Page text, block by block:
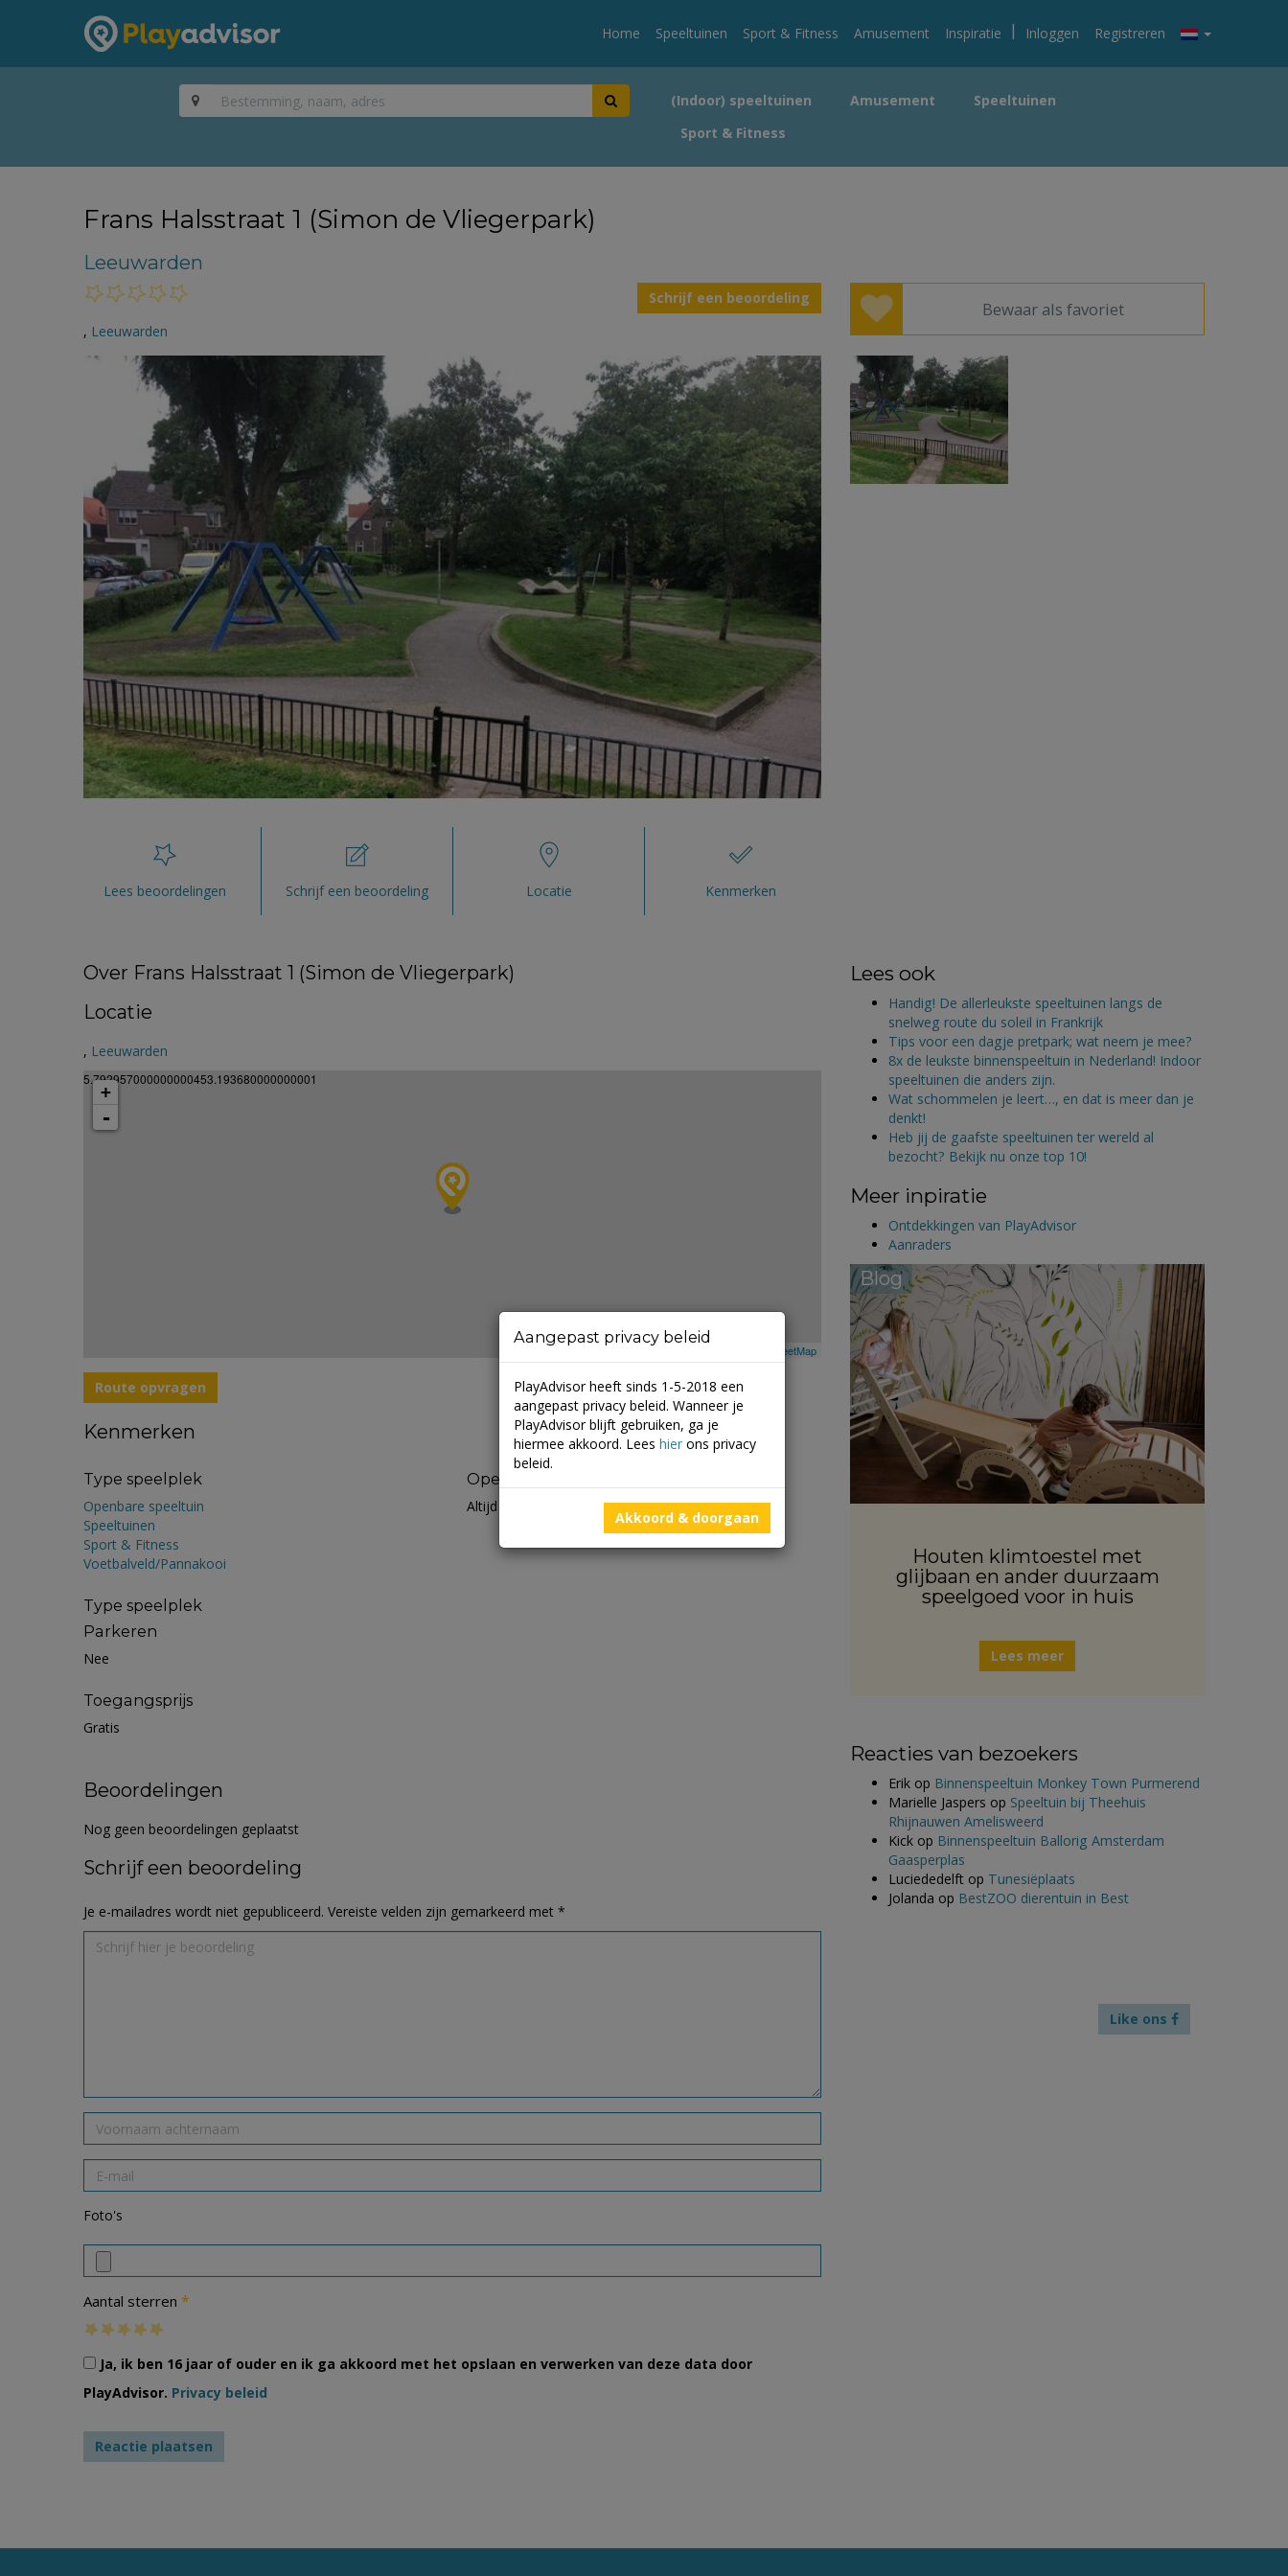
Home Speeltuinen Sport & Fitness Amusement Inspiratie | Inloggen Registreren
(Indoor) speeltuinen Amusement
Speeltuinen
Sport & Fitness
Frans Halsstraat 1 (Simon de Vliegerpark)
Leeuwarden
Schrijf een beoordeling
, Leeuwarden
Bewaar als favoriet
Lees beoordelingen Schrijf een beoordeling Locatie Kenmerken
Over Frans Halsstraat 1 (Simon de Vliegerpark)
Locatie
, Leeuwarden
5.792957000000000453.193680000000001
+
-
Leaflet OpenStreetMap
Route opvragen
Kenmerken
Type speelplek
Openbare speeltuin
Speeltuinen
Sport & Fitness
Voetbalveld/Pannakooi
Type speelplek
Parkeren
Nee
Toegangsprijs
Gratis
Openingstijden
Altijd open
Beoordelingen
Nog geen beoordelingen geplaatst
Schrijf een beoordeling
Je e-mailadres wordt niet gepubliceerd. Vereiste velden zijn gemarkeerd met *
Foto's
Aantal sterren *
Ja, ik ben 16 jaar of ouder en ik ga akkoord met het opslaan en verwerken van deze data door
PlayAdvisor. Privacy beleid
Lees ook
Handig! De allerleukste speeltuinen langs de
snelweg route du soleil in Frankrijk
Tips voor een dagje pretpark; wat neem je mee?
8x de leukste binnenspeeltuin in Nederland! Indoor
speeltuinen die anders zijn.
Wat schommelen je leert…, en dat is meer dan je
denkt!
Heb jij de gaafste speeltuinen ter wereld al
bezocht? Bekijk nu onze top 10!
Meer inpiratie
Ontdekkingen van PlayAdvisor
Aanraders
Blog
Houten klimtoestel met
glijbaan en ander duurzaam
speelgoed voor in huis
Lees meer
Reacties van bezoekers
Erik op Binnenspeeltuin Monkey Town Purmerend
Marielle Jaspers op Speeltuin bij Theehuis
Rhijnauwen Amelisweerd
Kick op Binnenspeeltuin Ballorig Amsterdam
Gaasperplas
Luciededelft op Tunesiëplaats
Jolanda op BestZOO dierentuin in Best
Like ons
Aangepast privacy beleid
PlayAdvisor heeft sinds 1-5-2018 een
aangepast privacy beleid. Wanneer je
PlayAdvisor blijft gebruiken, ga je
hiermee akkoord. Lees hier ons privacy
beleid.
Akkoord & doorgaan